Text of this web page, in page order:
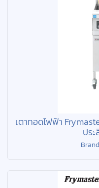
เตาทอดไฟฟ้า
ปร